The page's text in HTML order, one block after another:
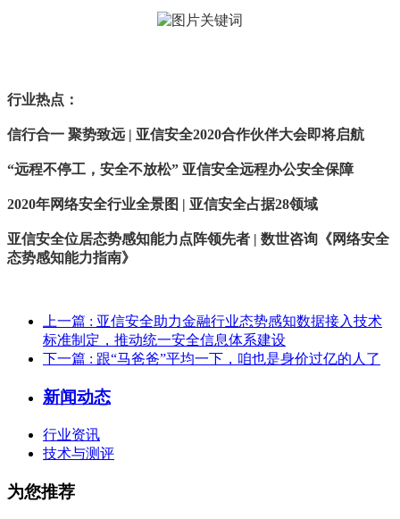
行业热点：
信行合一 聚势致远 | 亚信安全2020合作伙伴大会即将启航
“远程不停工，安全不放松” 亚信安全远程办公安全保障
2020年网络安全行业全景图 | 亚信安全占据28领域
亚信安全位居态势感知能力点阵领先者 | 数世咨询《网络安全
态势感知能力指南》
上一篇 : 亚信安全助力金融行业态势感知数据接入技术
标准制定，推动统一安全信息体系建设
下一篇 : 跟“马爸爸”平均一下，咱也是身价过亿的人了
新闻动态
行业资讯
技术与测评
为您推荐